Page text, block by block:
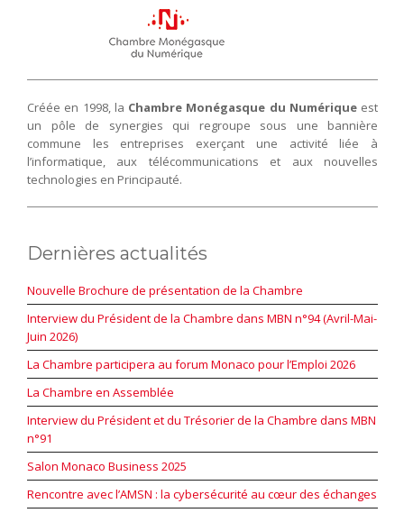
Créée en 1998, la Chambre Monégasque du Numériqueest
un pôle de synergies qui regroupe sous une bannière
commune les entreprises exerçant une activité liée à
l’informatique, aux télécommunications et aux nouvelles
technologies en Principauté.
Dernières actualités
Nouvelle Brochure de présentation de la Chambre
Interview du Président de la Chambre dans MBN n°94 (Avril-Mai-
Juin 2026)
La Chambre participera au forum Monaco pour l’Emploi 2026
La Chambre en Assemblée
Interview du Président et du Trésorier de la Chambre dans MBN
n°91
Salon Monaco Business 2025
Rencontre avec l’AMSN : la cybersécurité au cœur des échanges